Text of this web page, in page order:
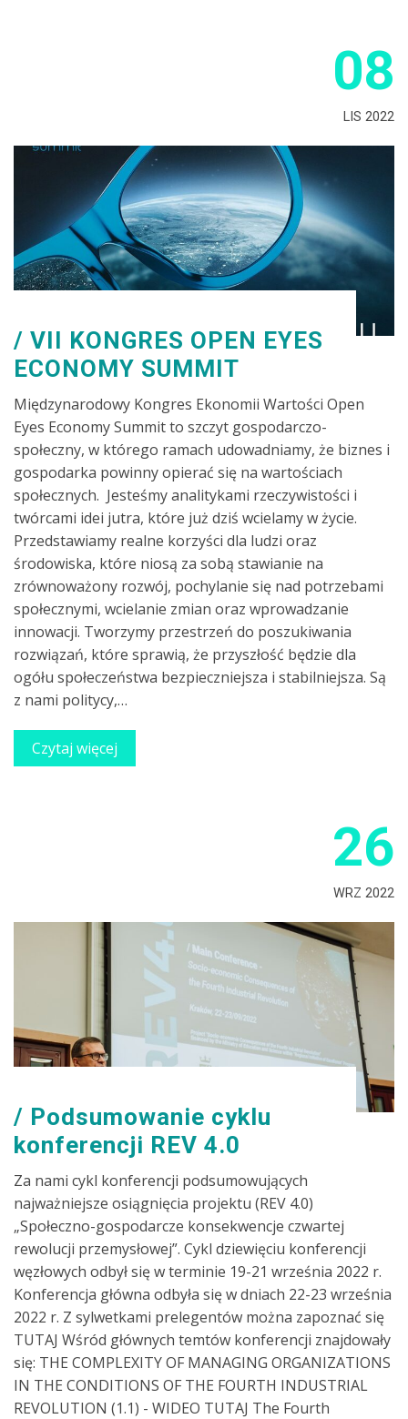
08
LIS 2022
VII KONGRES OPEN EYES
ECONOMY SUMMIT
Międzynarodowy Kongres Ekonomii Wartości Open
Eyes Economy Summit to szczyt gospodarczo-
społeczny, w którego ramach udowadniamy, że biznes i
gospodarka powinny opierać się na wartościach
społecznych. Jesteśmy analitykami rzeczywistości i
twórcami idei jutra, które już dziś wcielamy w życie.
Przedstawiamy realne korzyści dla ludzi oraz
środowiska, które niosą za sobą stawianie na
zrównoważony rozwój, pochylanie się nad potrzebami
społecznymi, wcielanie zmian oraz wprowadzanie
innowacji. Tworzymy przestrzeń do poszukiwania
rozwiązań, które sprawią, że przyszłość będzie dla
ogółu społeczeństwa bezpieczniejsza i stabilniejsza. Są
z nami politycy,…
Czytaj więcej
26
WRZ 2022
Podsumowanie cyklu
konferencji REV 4.0
Za nami cykl konferencji podsumowujących
najważniejsze osiągnięcia projektu (REV 4.0)
„Społeczno-gospodarcze konsekwencje czwartej
rewolucji przemysłowej”. Cykl dziewięciu konferencji
węzłowych odbył się w terminie 19-21 września 2022 r.
Konferencja główna odbyła się w dniach 22-23 września
2022 r. Z sylwetkami prelegentów można zapoznać się
TUTAJ Wśród głównych temtów konferencji znajdowały
się: THE COMPLEXITY OF MANAGING ORGANIZATIONS
IN THE CONDITIONS OF THE FOURTH INDUSTRIAL
REVOLUTION (1.1) - WIDEO TUTAJ The Fourth